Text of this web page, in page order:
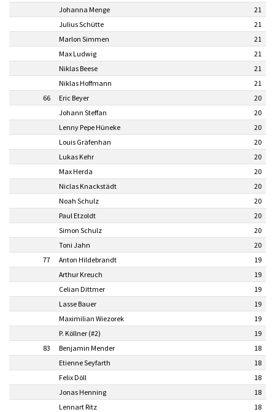
Johanna Menge
21
Julius Schütte
21
Marlon Simmen
21
Max Ludwig
21
Niklas Beese
21
Niklas Hoffmann
21
66
Eric Beyer
20
Johann Steffan
20
Lenny Pepe Hüneke
20
Louis Gräfenhan
20
Lukas Kehr
20
Max Herda
20
Niclas Knackstädt
20
Noah Schulz
20
Paul Etzoldt
20
Simon Schulz
20
Toni Jahn
20
77
Anton Hildebrandt
19
Arthur Kreuch
19
Celian Dittmer
19
Lasse Bauer
19
Maximilian Wiezorek
19
P. Köllner (#2)
19
83
Benjamin Mender
18
Etienne Seyfarth
18
Felix Döll
18
Jonas Henning
18
Lennart Ritz
18